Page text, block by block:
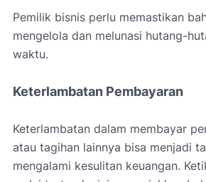
Pemilik bisnis perlu memastikan
mengelola dan melunasi hutang-
waktu.
Keterlambatan Pembayaran
Keterlambatan dalam membayar
atau tagihan lainnya bisa menjadi
mengalami kesulitan keuangan.